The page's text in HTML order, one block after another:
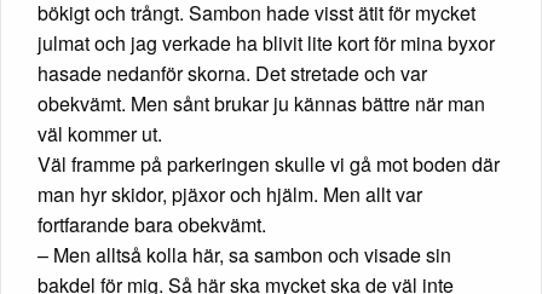
bökigt och trångt. Sambon hade visst ätit för mycket
julmat och jag verkade ha blivit lite kort för mina byxor
hasade nedanför skorna. Det stretade och var
obekvämt. Men sånt brukar ju kännas bättre när man
väl kommer ut.
Väl framme på parkeringen skulle vi gå mot boden där
man hyr skidor, pjäxor och hjälm. Men allt var
fortfarande bara obekvämt.
– Men alltså kolla här, sa sambon och visade sin
bakdel för mig. Så här ska mycket ska de väl inte